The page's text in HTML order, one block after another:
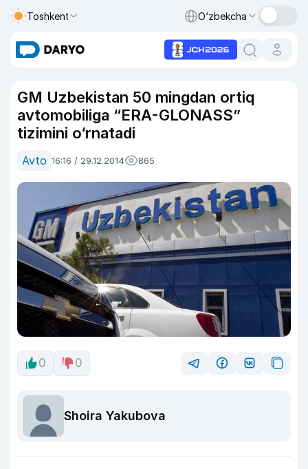
Toshkent O‘zbekcha
GM Uzbekistan 50 mingdan ortiq
avtomobiliga “ERA-GLONASS”
tizimini o‘rnatadi
Avto 16:16 / 29.12.2014 865
0 0
Shoira Yakubova